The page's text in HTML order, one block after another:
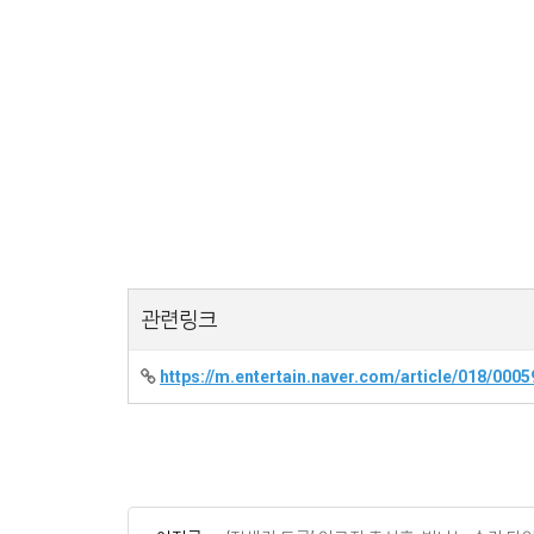
관련링크
https://m.entertain.naver.com/article/018/